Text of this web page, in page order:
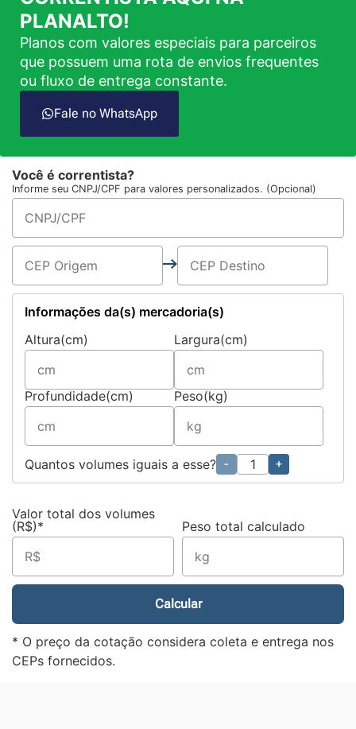
PLANALTO!
Planos com valores especiais para parceiros
que possuem uma rota de envios frequentes
ou fluxo de entrega constante.
Fale no WhatsApp
Você é correntista?
Informe seu CNPJ/CPF para valores personalizados. (Opcional)
Informações da(s) mercadoria(s)
Altura(cm)
Largura(cm)
Profundidade(cm) Peso(kg)
Quantos volumes iguais a esse? - +
Valor total dos volumes
(R$)*
Peso total calculado
Calcular
* O preço da cotação considera coleta e entrega nos
CEPs fornecidos.